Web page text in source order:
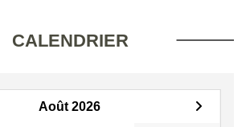
CALENDRIER
Août 2026